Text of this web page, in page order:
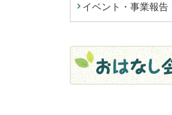
イベント・事業報告